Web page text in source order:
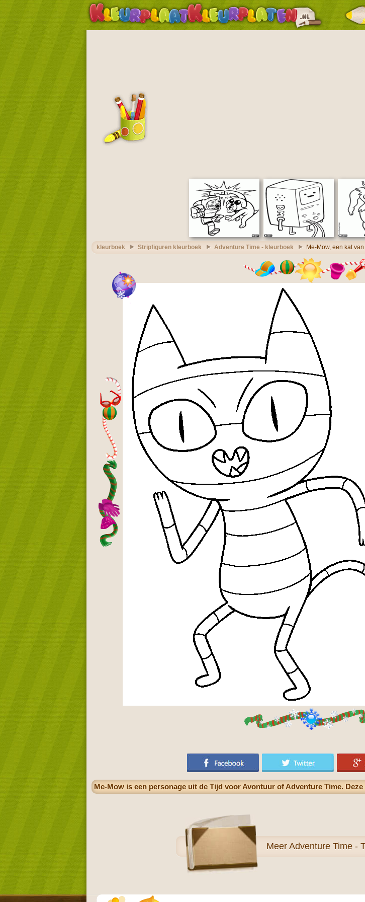
kleurboek Stripfiguren kleurboek Adventure Time - kleurboek Me-Mow, een kat
Me-Mow is een personage uit de Tijd voor Avontuur of Adventure Time.
Meer Adventure Time -